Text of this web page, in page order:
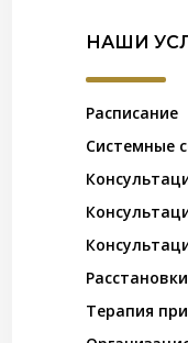
НАШИ
Расписание
Системные
Терапия